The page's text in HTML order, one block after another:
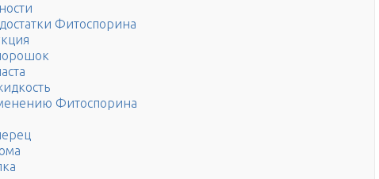
Фитоспорина
Фитоспорина